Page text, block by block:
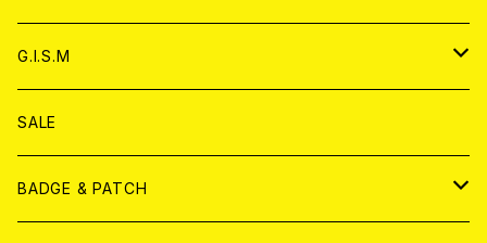
ANALOG
ANALOG
CD
ANALOG
アナログ
DVD
T-shirt & WEAR
G.I.S.M
CD
ANALOG
SALE
BADGE & PATCH